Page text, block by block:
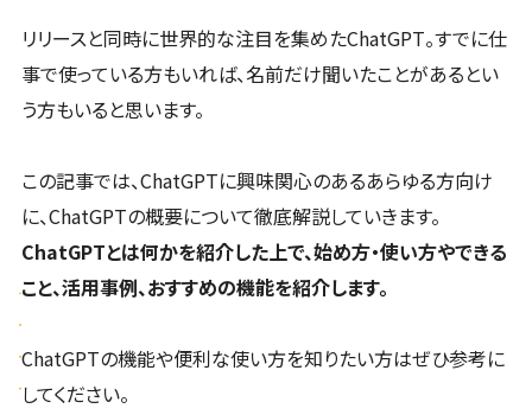
リリースと同時に世界的な注目を集めたChatGPT。すでに仕
事で使っている方もいれば、名前だけ聞いたことがあるとい
う方もいると思います。
この記事では、ChatGPTに興味関心のあるあらゆる方向け
に、ChatGPTの概要について徹底解説していきます。
ChatGPTとは何かを紹介した上で、始め方・使い方やできる
こと、活用事例、おすすめの機能を紹介します。
ChatGPTの機能や便利な使い方を知りたい方はぜひ参考に
してください。